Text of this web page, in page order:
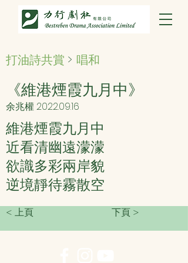
打油詩共賞 > 唱和
《維港煙霞九月中》
余兆權2022.09.16
維港煙霞九月中
近看清幽遠濛濛
欲識多彩兩岸貌
逆境靜待霧散空
< 上頁 下頁 >